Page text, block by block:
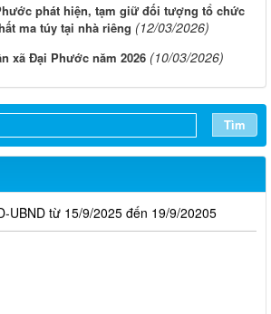
phát hiện, tạm giữ đối tượng tổ chức
ma túy tại nhà riêng (12/03/2026)
xã Đại Phước năm 2026 (10/03/2026)
Tìm
HĐND và UBND xã 06-11.10.2025
và UBND xã (Ngày 22/9/2025 -
UBND từ 15/9/2025 đến 19/9/20205